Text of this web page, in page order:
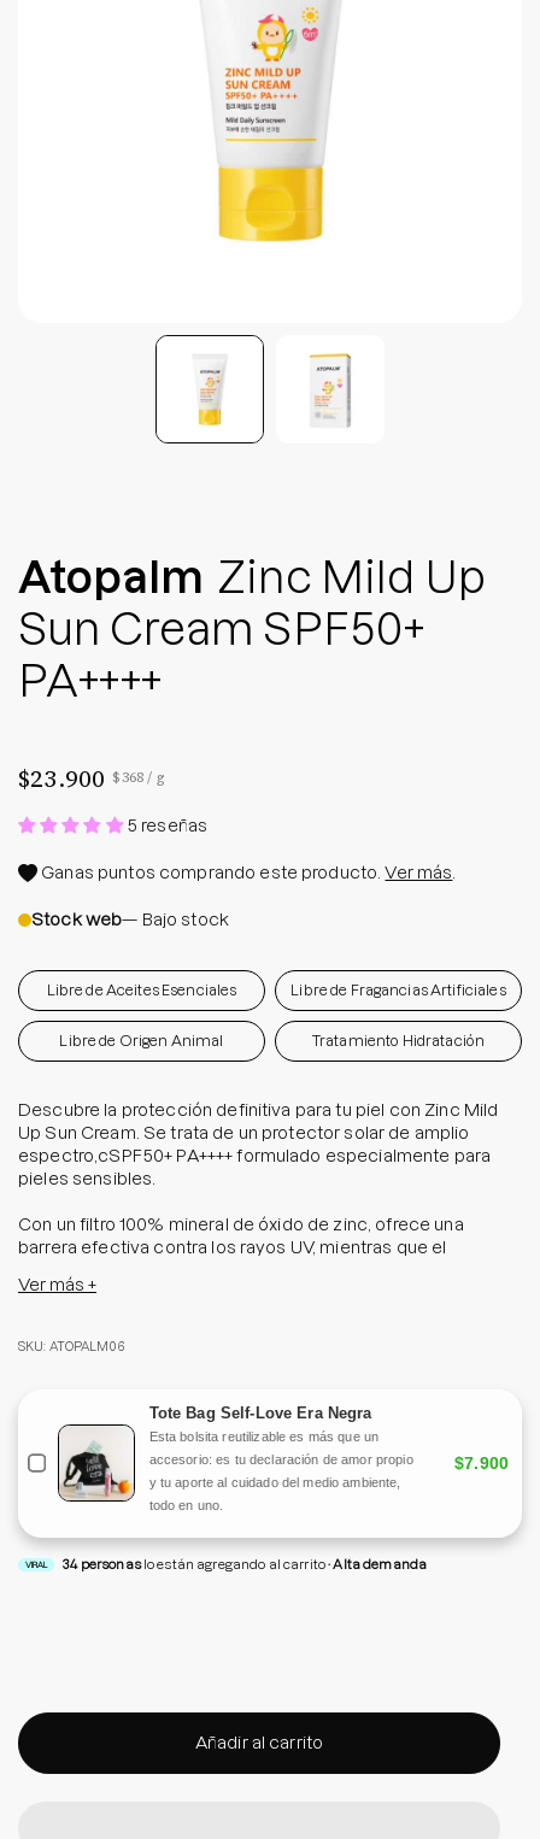
Protector Solar en Barra No.1
Parche para granitos
Rastrear mi Pedido
Parches para granitos internos
Parches para manchitas pos acné
Atopalm Zinc Mild Up
Sun Cream SPF50+
PA++++
$23.900 Precio por unidad
$368 /por
g
5 reseñas
Ganas puntos comprando este producto.Ver más
Stock web— Bajo stock
Libre de Aceites Esenciales Libre de Fragancias Artificiales
Libre de Origen Animal Tratamiento Hidratación
Descubre la protección definitiva para tu piel con Zinc Mild
Up Sun Cream. Se trata de un protector solar de amplio
espectro,cSPF50+ PA++++ formulado especialmente para
pieles sensibles.
Con un filtro 100% mineral de óxido de zinc, ofrece una
barrera efectiva contra los rayos UV, mientras que el
combinación de 5 aminoácidos mantienen tu piel hidratada y
brindándote una experiencia de cuidado completo y
protección diaria.
Tamaño: 65 g
Ver más +
SKU: ATOPALM06
Tote Bag Self-Love Era Negra
Esta bolsita reutilizable es más que un
accesorio: es tu declaración de amor propio
y tu aporte al cuidado del medio ambiente,
todo en uno.
$7.900
VIRAL 34personas lo están agregando al carrito Alta demanda
Añadir al carrito